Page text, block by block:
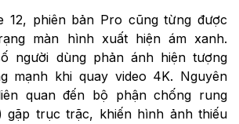
12, phiên bản Pro cũng từng được
màn hình xuất hiện ám xanh.
người dùng phản ánh hiện tượng
mạnh khi quay video 4K. Nguyên
quan đến bộ phận chống rung
gặp trục trặc, khiến hình ảnh thiếu